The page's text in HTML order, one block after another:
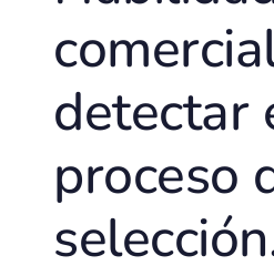
detectar
proceso